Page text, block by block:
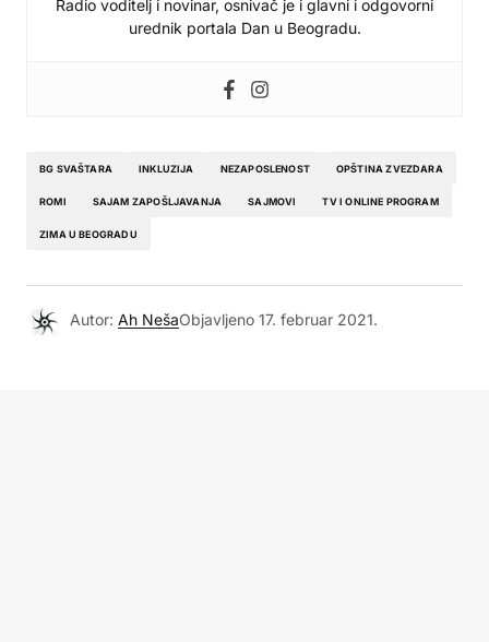
Radio voditelj i novinar, osnivač je i glavni i odgovorni
urednik portala Dan u Beogradu.
BG SVAŠTARA INKLUZIJA NEZAPOSLENOST OPŠTINA ZVEZDARA
ROMI SAJAM ZAPOŠLJAVANJA SAJMOVI TV I ONLINE PROGRAM
ZIMA U BEOGRADU
Autor: Ah NešaObjavljeno 17. februar 2021.